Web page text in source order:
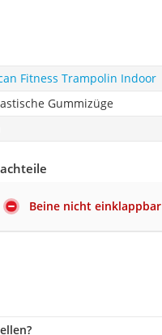
Fitness Trampolin Indoor
Gummizüge
Beine nicht einklappbar